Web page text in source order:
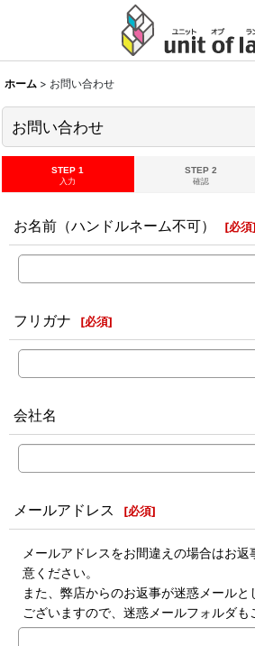
ホーム > お問い合わせ
お問い合わせ
STEP 1
入力
STEP 2
確認
お名前（ハンドルネーム不可） [必須]
フリガナ [必須]
会社名
メールアドレス [必須]
メールアドレスをお間違えの場合はお
意ください。
また、弊店からのお返事が迷惑メール
ございますので、迷惑メールフォルダも